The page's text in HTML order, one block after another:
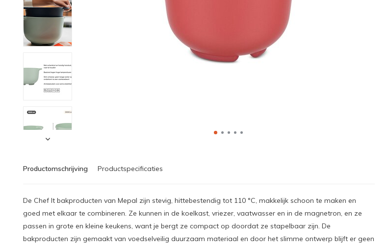
Productomschrijving Productspecificaties
De Chef It bakproducten van Mepal zijn stevig, hittebestendig tot 110 °C, makkelijk schoon te maken en
goed met elkaar te combineren. Ze kunnen in de koelkast, vriezer, vaatwasser en in de magnetron, en ze
passen in grote en kleine keukens, want je bergt ze compact op doordat ze stapelbaar zijn. De
bakproducten zijn gemaakt van voedselveilig duurzaam materiaal en door het slimme ontwerp blijft er geen